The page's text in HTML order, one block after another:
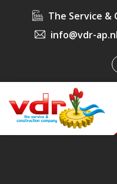
The Service &
info@vdr-ap.nl